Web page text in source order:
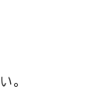
。